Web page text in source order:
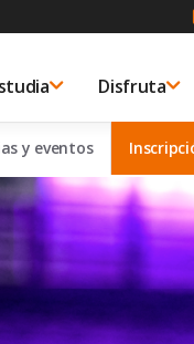
Disfruta
y eventos